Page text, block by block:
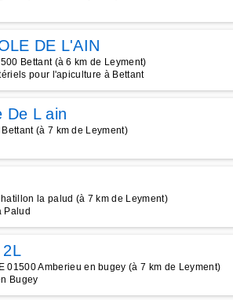
DE L'AIN
Bettant (à 6 km de Leyment)
pour l'apiculture à Bettant
De L ain
(à 7 km de Leyment)
la palud (à 7 km de Leyment)
Palud
2L
01500 Amberieu en bugey (à 7 km de Leyment)
Bugey